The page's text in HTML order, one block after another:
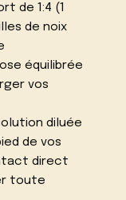
de 1:4 (1
de noix
équilibrée
vos
diluée
de vos
direct
toute